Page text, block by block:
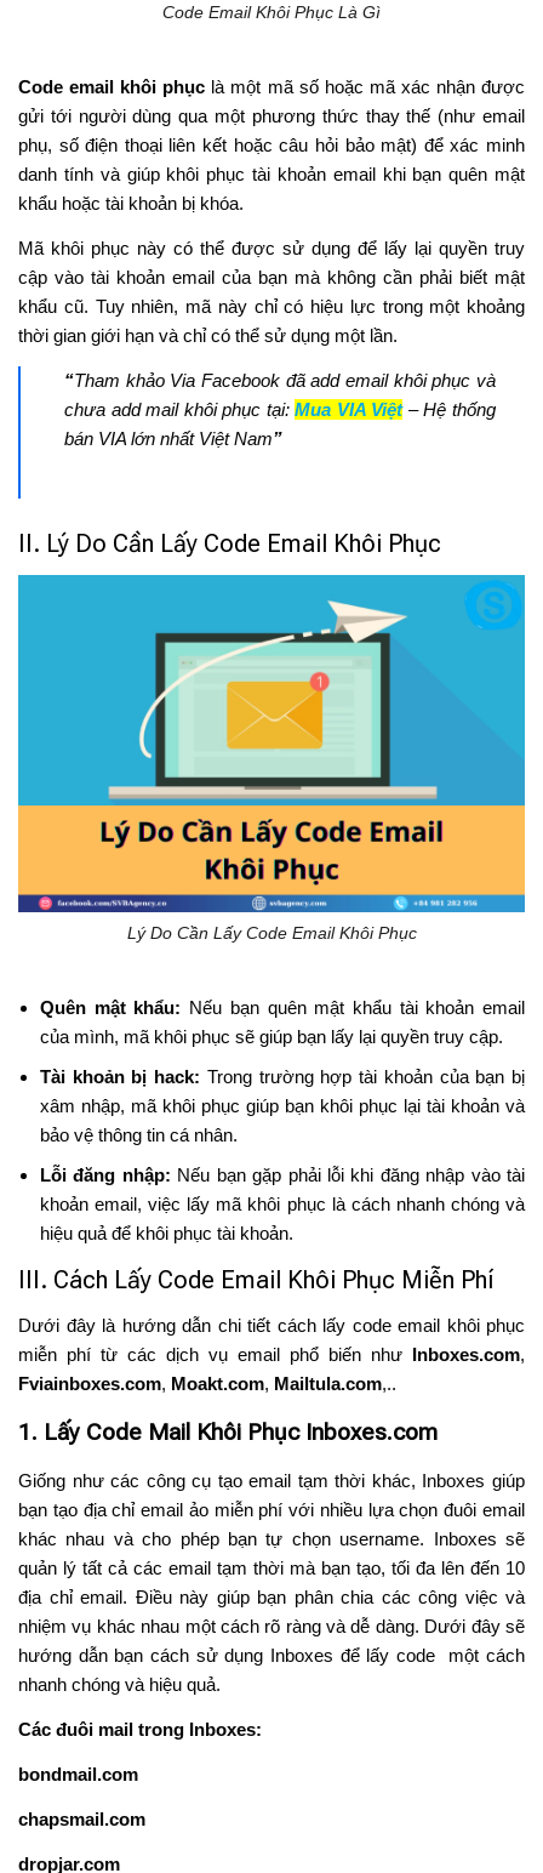
Code Email Khôi Phục Là Gì
Code email khôi phục là một mã số hoặc mã xác nhận được
gửi tới người dùng qua một phương thức thay thế (như email
phụ, số điện thoại liên kết hoặc câu hỏi bảo mật) để xác minh
danh tính và giúp khôi phục tài khoản email khi bạn quên mật
khẩu hoặc tài khoản bị khóa.
Mã khôi phục này có thể được sử dụng để lấy lại quyền truy
cập vào tài khoản email của bạn mà không cần phải biết mật
khẩu cũ. Tuy nhiên, mã này chỉ có hiệu lực trong một khoảng
thời gian giới hạn và chỉ có thể sử dụng một lần.
“Tham khảo Via Facebook đã add email khôi phục và
chưa add mail khôi phục tại:Mua VIA Việt – Hệ thống
bán VIA lớn nhất Việt Nam”
II. Lý Do Cần Lấy Code Email Khôi Phục
Lý Do Cần Lấy Code Email Khôi Phục
Quên mật khẩu: Nếu bạn quên mật khẩu tài khoản email
của mình, mã khôi phục sẽ giúp bạn lấy lại quyền truy cập.
Tài khoản bị hack: Trong trường hợp tài khoản của bạn bị
xâm nhập, mã khôi phục giúp bạn khôi phục lại tài khoản và
bảo vệ thông tin cá nhân.
Lỗi đăng nhập: Nếu bạn gặp phải lỗi khi đăng nhập vào tài
khoản email, việc lấy mã khôi phục là cách nhanh chóng và
hiệu quả để khôi phục tài khoản.
III. Cách Lấy Code Email Khôi Phục Miễn Phí
Dưới đây là hướng dẫn chi tiết cách lấy code email khôi phục
miễn phí từ các dịch vụ email phổ biến như Inboxes.com,
Fviainboxes.com, Moakt.com, Mailtula.com,..
1. Lấy Code Mail Khôi Phục Inboxes.com
Giống như các công cụ tạo email tạm thời khác, Inboxes giúp
bạn tạo địa chỉ email ảo miễn phí với nhiều lựa chọn đuôi email
khác nhau và cho phép bạn tự chọn username. Inboxes sẽ
quản lý tất cả các email tạm thời mà bạn tạo, tối đa lên đến 10
địa chỉ email. Điều này giúp bạn phân chia các công việc và
nhiệm vụ khác nhau một cách rõ ràng và dễ dàng. Dưới đây sẽ
hướng dẫn bạn cách sử dụng Inboxes để lấy code một cách
nhanh chóng và hiệu quả.
Các đuôi mail trong Inboxes:
bondmail.com
chapsmail.com
dropjar.com